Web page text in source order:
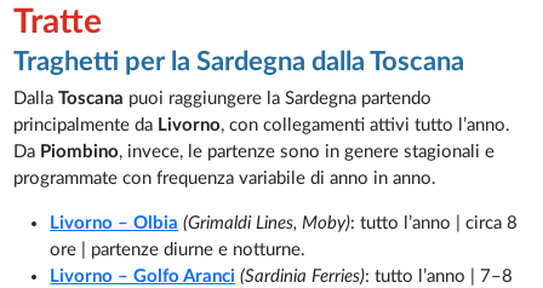
Tratte
Traghetti per la Sardegna dalla Toscana
DallaToscana puoi raggiungere la Sardegna partendo
principalmente da Livorno, con collegamenti attivi tutto l’anno.
Da Piombino, invece, le partenze sono in genere stagionali e
programmate con frequenza variabile di anno in anno.
Livorno – Olbia (Grimaldi Lines, Moby): tutto l’anno | circa 8
ore | partenze diurne e notturne.
Livorno – Golfo Aranci (Sardinia Ferries): tutto l’anno | 7–8